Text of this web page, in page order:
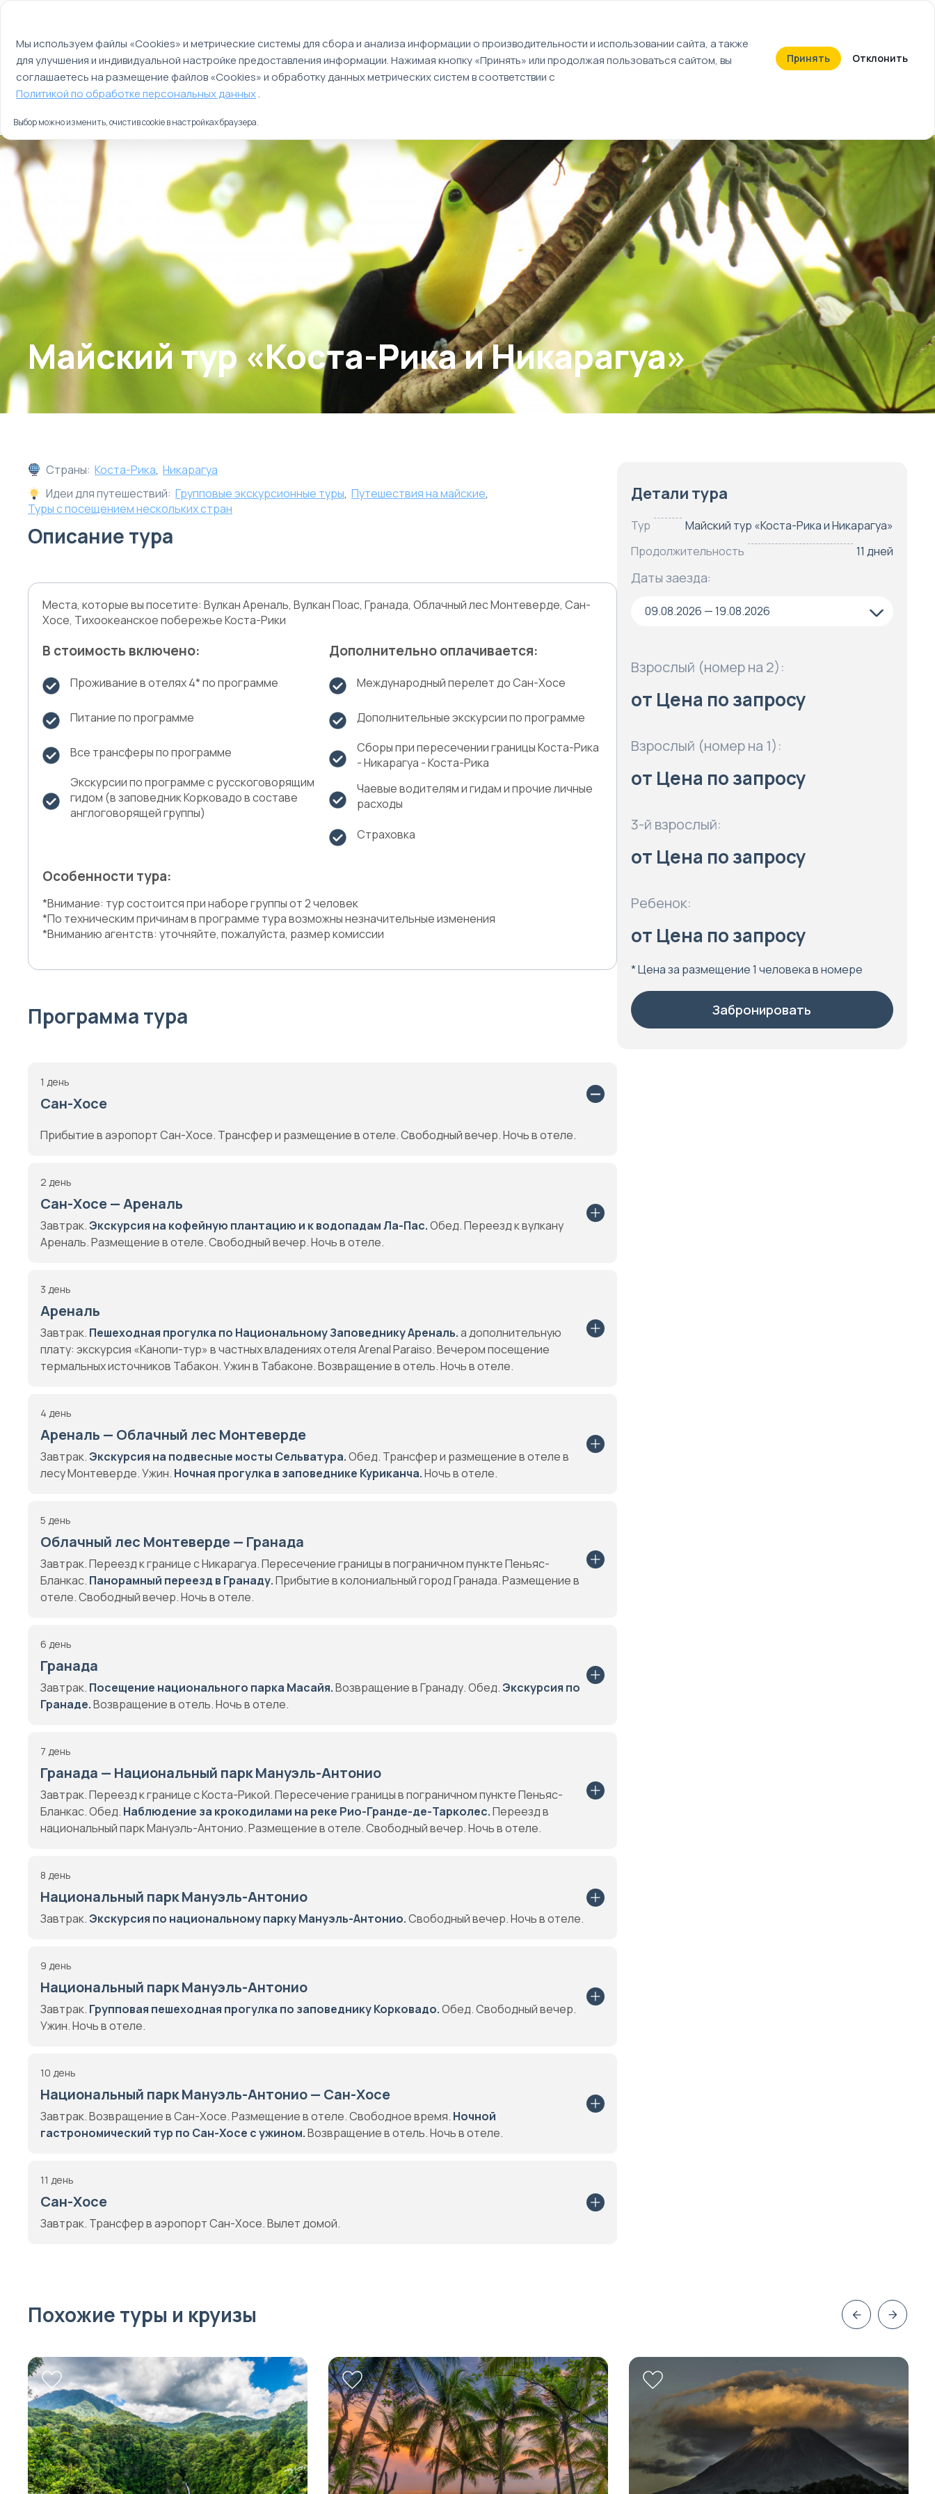
Страны Россия Туры Круизы Идеи путешествий Календарь событий Билеты
Главная
Майский тур «Коста-Рика и Никарагуа»
Майский тур «Коста-Рика и Никарагуа»
Страны: Коста-Рика, Никарагуа
Идеи для путешествий: Групповые экскурсионные туры, Путешествия на майские,
Туры с посещением нескольких стран
Описание тура
Места, которые вы посетите: Вулкан Ареналь, Вулкан Поас, Гранада, Облачный лес Монтеверде, Сан-
Хосе, Тихоокеанское побережье Коста-Рики
В стоимость включено:
Проживание в отелях 4* по программе
Питание по программе
Все трансферы по программе
Экскурсии по программе с русскоговорящим
гидом (в заповедник Корковадо в составе
англоговорящей группы)
Дополнительно оплачивается:
Международный перелет до Сан-Хосе
Дополнительные экскурсии по программе
Сборы при пересечении границы Коста-Рика
- Никарагуа - Коста-Рика
Чаевые водителям и гидам и прочие личные
расходы
Страховка
Особенности тура:
*Внимание: тур состоится при наборе группы от 2 человек
*По техническим причинам в программе тура возможны незначительные изменения
*Вниманию агентств: уточняйте, пожалуйста, размер комиссии
Программа тура
1 день
Сан-Хосе
Прибытие в аэропорт Сан-Хосе. Трансфер и размещение в отеле. Свободный вечер. Ночь в отеле.
2 день
Сан-Хосе — Ареналь
Завтрак.Экскурсия на кофейную плантацию и к водопадам Ла-Пас.Обед. Переезд к вулкану
Ареналь. Размещение в отеле. Свободный вечер. Ночь в отеле.
3 день
Ареналь
Завтрак. Пешеходная прогулка по Национальному Заповеднику Ареналь.а дополнительную
плату: экскурсия «Канопи-тур» в частных владениях отеля Arenal Paraiso. Вечером посещение
термальных источников Табакон. Ужин в Табаконе. Возвращение в отель. Ночь в отеле.
4 день
Ареналь — Облачный лес Монтеверде
Завтрак.Экскурсия на подвесные мосты Сельватура.Обед. Трансфер и размещение в отеле в
лесу Монтеверде. Ужин. Ночная прогулка в заповеднике Куриканча.Ночь в отеле.
5 день
Облачный лес Монтеверде — Гранада
Завтрак. Переезд к границе с Никарагуа. Пересечение границы в пограничном пункте Пеньяс-
Бланкас. Панорамный переезд в Гранаду.Прибытие в колониальный город Гранада. Размещение в
отеле. Свободный вечер. Ночь в отеле.
6 день
Гранада
Завтрак. Посещение национального парка Масайя.Возвращение в Гранаду. Обед.Экскурсия по
Гранаде.Возвращение в отель. Ночь в отеле.
7 день
Гранада — Национальный парк Мануэль-Антонио
Завтрак. Переезд к границе с Коста-Рикой. Пересечение границы в пограничном пункте Пеньяс-
Бланкас. Обед. Наблюдение за крокодилами на реке Рио-Гранде-де-Тарколес.Переезд в
национальный парк Мануэль-Антонио. Размещение в отеле. Свободный вечер. Ночь в отеле.
8 день
Национальный парк Мануэль-Антонио
Завтрак.Экскурсия по национальному парку Мануэль-Антонио.Свободный вечер. Ночь в отеле.
9 день
Национальный парк Мануэль-Антонио
Завтрак. Групповая пешеходная прогулка по заповеднику Корковадо.Обед. Свободный вечер.
Ужин. Ночь в отеле.
10 день
Национальный парк Мануэль-Антонио — Сан-Хосе
Завтрак. Возвращение в Сан-Хосе. Размещение в отеле. Свободное время. Ночной
гастрономический тур по Сан-Хосе с ужином.Возвращение в отель. Ночь в отеле.
11 день
Сан-Хосе
Завтрак. Трансфер в аэропорт Сан-Хосе. Вылет домой.
Детали тура
Тур
Майский тур «Коста-Рика и Никарагуа»
Продолжительность
11 дней
Даты заезда:
09.08.2026 — 19.08.2026
Взрослый (номер на 2):
от Цена по запросу
Взрослый (номер на 1):
от Цена по запросу
3-й взрослый:
от Цена по запросу
Ребенок:
от Цена по запросу
* Цена за размещение 1 человека в номере
Забронировать
Похожие туры и круизы
Мы используем файлы «Cookies» и метрические системы для сбора и анализа информации о производительности и использовании сайта, а также
для улучшения и индивидуальной настройке предоставления информации. Нажимая кнопку «Принять» или продолжая пользоваться сайтом, вы
соглашаетесь на размещение файлов «Cookies» и обработку данных метрических систем в соответствии с
Политикой по обработке персональных данных.
Принять Отклонить
Выбор можно изменить, очистив cookie в настройках браузера.